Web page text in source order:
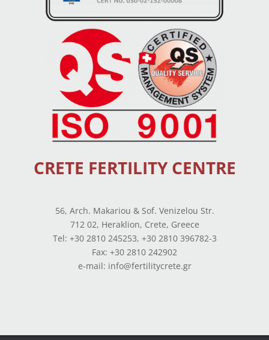
CRETE FERTILITY CENTRE
56, Arch. Makariou & Sof. Venizelou Str.
712 02, Heraklion, Crete, Greece
Tel: +30 2810 245253, +30 2810 396782-3
Fax: +30 2810 242902
e-mail: info@fertilitycrete.gr